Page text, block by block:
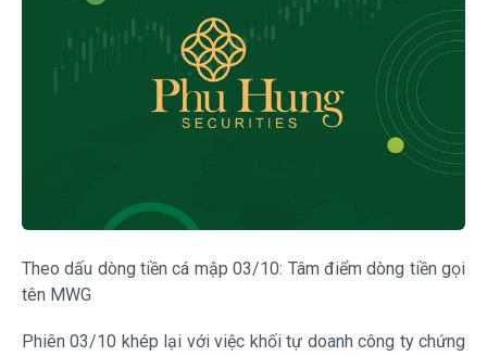
Theo dấu dòng tiền cá mập 03/10: Tâm điểm dòng tiền gọi
tên MWG
Phiên 03/10 khép lại với việc khối tự doanh công ty chứng